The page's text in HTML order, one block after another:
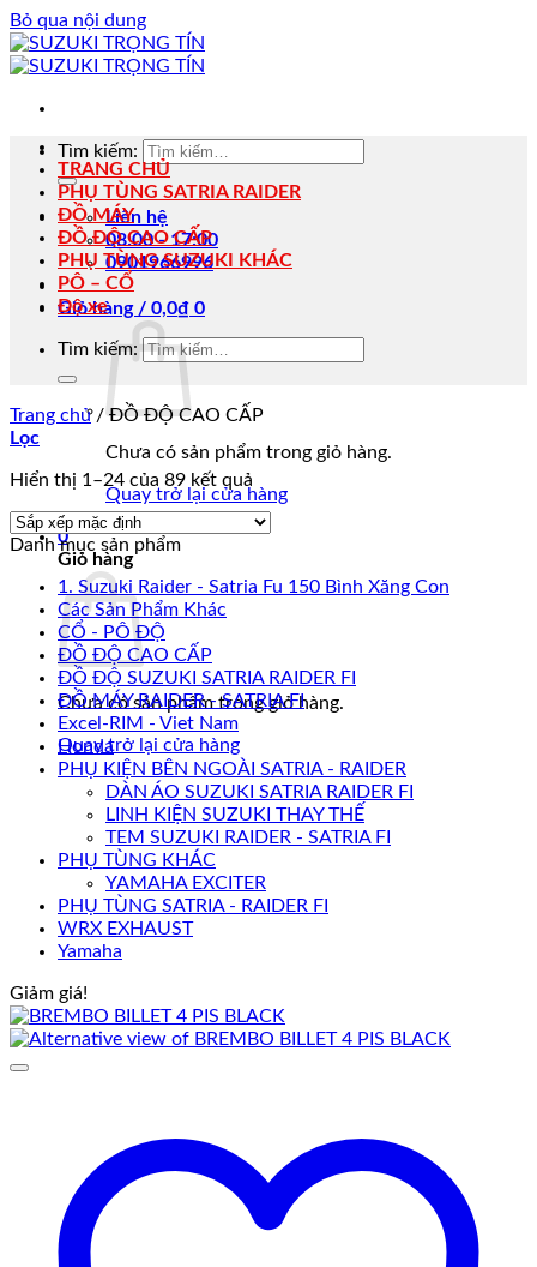
Bỏ qua nội dung
Tìm kiếm:
Liên hệ
08:00 - 17:00
0901966996
Giỏ hàng / 0,0₫ 0
Chưa có sản phẩm trong giỏ hàng.
Quay trở lại cửa hàng
0
Giỏ hàng
Chưa có sản phẩm trong giỏ hàng.
Quay trở lại cửa hàng
TRANG CHỦ
PHỤ TÙNG SATRIA RAIDER
ĐỒ MÁY
ĐỒ ĐỘ CAO CẤP
PHỤ TÙNG SUZUKI KHÁC
PÔ – CỔ
Độ xe
Tìm kiếm:
Trang chủ /ĐỒ ĐỘ CAO CẤP
Lọc
Hiển thị 1–24 của 89 kết quả
Danh mục sản phẩm
1. Suzuki Raider - Satria Fu 150 Bình Xăng Con
Các Sản Phẩm Khác
CỔ - PÔ ĐỘ
ĐỒ ĐỘ CAO CẤP
ĐỒ ĐỘ SUZUKI SATRIA RAIDER FI
ĐỒ MÁY RAIDER - SATRIA FI
Excel-RIM - Viet Nam
Honda
PHỤ KIỆN BÊN NGOÀI SATRIA - RAIDER
DÀN ÁO SUZUKI SATRIA RAIDER FI
LINH KIỆN SUZUKI THAY THẾ
TEM SUZUKI RAIDER - SATRIA FI
PHỤ TÙNG KHÁC
YAMAHA EXCITER
PHỤ TÙNG SATRIA - RAIDER FI
WRX EXHAUST
Yamaha
Giảm giá!